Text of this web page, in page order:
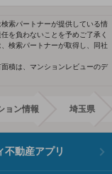
索パートナーが提供している情
を負わないことを予めご了承く
検索パートナーが取得し、同社
積は、マンションレビューのデ
ョン情報 埼玉県
不動産アプリ